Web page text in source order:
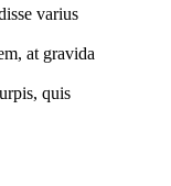
varius
at gravida
quis